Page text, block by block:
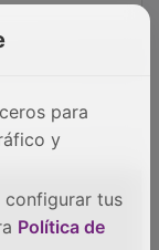
para
y
configurar tus
Política de